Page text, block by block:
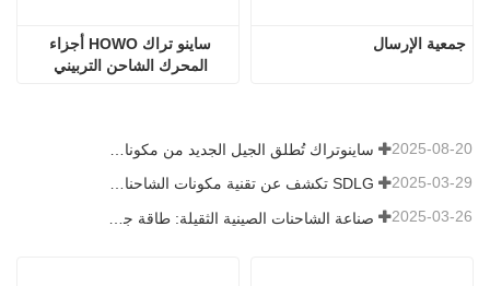
جمعية الإرسال
2025-08-20
SDLG تكشف عن تقنية مكونات الشاحنات من الجيل التالي لتعزيز الكفاءة اللوجستية العالمية 2025-03-29
2025-03-26